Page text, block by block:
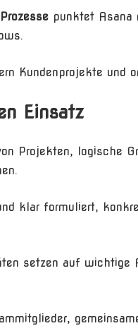
punktet Asana
Kundenprojekte und
Einsatz
Projekten, logische
klar formuliert,
setzen auf wichtige